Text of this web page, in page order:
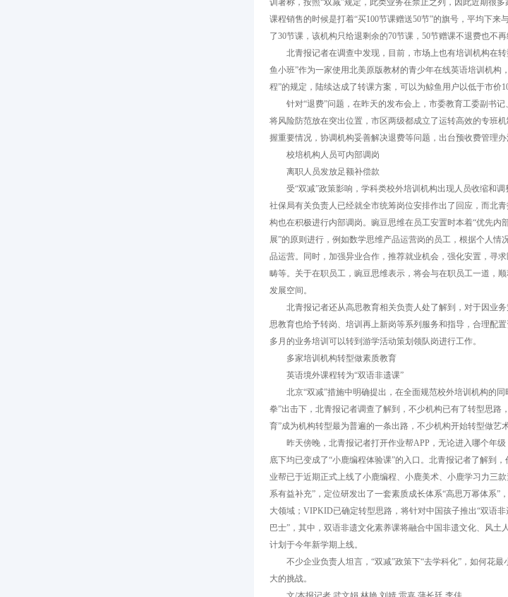
训著称，按照“双减”规定，此类业务在禁止之列，因此近期很
课程销售的时候是打着“买100节课赠送50节”的旗号，平均下来
了30节课，该机构只给退剩余的70节课，50节赠课不退费也不
北青报记者在调查中发现，目前，市场上也有培训机构在转
鱼小班”作为一家使用北美原版教材的青少年在线英语培训机构
程”的规定，陆续达成了转课方案，可以为鲸鱼用户以低于市价
针对“退费”问题，在昨天的发布会上，市委教育工委副书记
将风险防范放在突出位置，市区两级都成立了运转高效的专班
握重要情况，协调机构妥善解决退费等问题，出台预收费管理
校培机构人员可内部调岗
离职人员发放足额补偿款
受“双减”政策影响，学科类校外培训机构出现人员收缩和调
社保局有关负责人已经就全市统筹岗位安排作出了回应，而北
构也在积极进行内部调岗。豌豆思维在员工安置时本着“优先内
展”的原则进行，例如数学思维产品运营岗的员工，根据个人情
品运营。同时，加强异业合作，推荐就业机会，强化安置，寻
畴等。关于在职员工，豌豆思维表示，将会与在职员工一道，
发展空间。
北青报记者还从高思教育相关负责人处了解到，对于因业务
思教育也给予转岗、培训再上新岗等系列服务和指导，合理配
多月的业务培训可以转到游学活动策划领队岗进行工作。
多家培训机构转型做素质教育
英语境外课程转为“双语非遗课”
北京“双减”措施中明确提出，在全面规范校外培训机构的同
拳”出击下，北青报记者调查了解到，不少机构已有了转型思路
育”成为机构转型最为普遍的一条出路，不少机构开始转型做
昨天傍晚，北青报记者打开作业帮APP，无论进入哪个年级
底下均已变成了“小鹿编程体验课”的入口。北青报记者了解到
业帮已于近期正式上线了小鹿编程、小鹿美术、小鹿学习力三
系有益补充”，定位研发出了一套素质成长体系“高思万幂体系”
大领域；VIPKID已确定转型思路，将针对中国孩子推出“双语
巴士”，其中，双语非遗文化素养课将融合中国非遗文化、风土
计划于今年新学期上线。
不少企业负责人坦言，“双减”政策下“去学科化”，如何花最
大的挑战。